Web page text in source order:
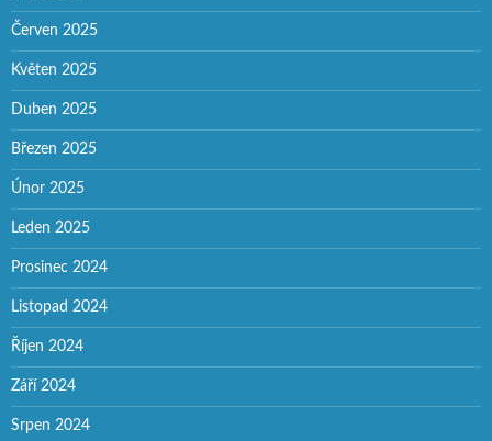
Červen 2025
Květen 2025
Duben 2025
Březen 2025
Únor 2025
Leden 2025
Prosinec 2024
Listopad 2024
Říjen 2024
Září 2024
Srpen 2024